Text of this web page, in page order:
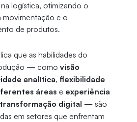
logística, otimizando o
movimentação e o
de produtos.
que as habilidades do
— como visão
analítica, flexibilidade
áreas e experiência
digital — são
em setores que enfrentam